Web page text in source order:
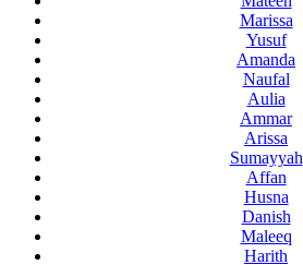
Marissa
Yusuf
Amanda
Naufal
Aulia
Ammar
Arissa
Sumayyah
Affan
Husna
Danish
Maleeq
Harith